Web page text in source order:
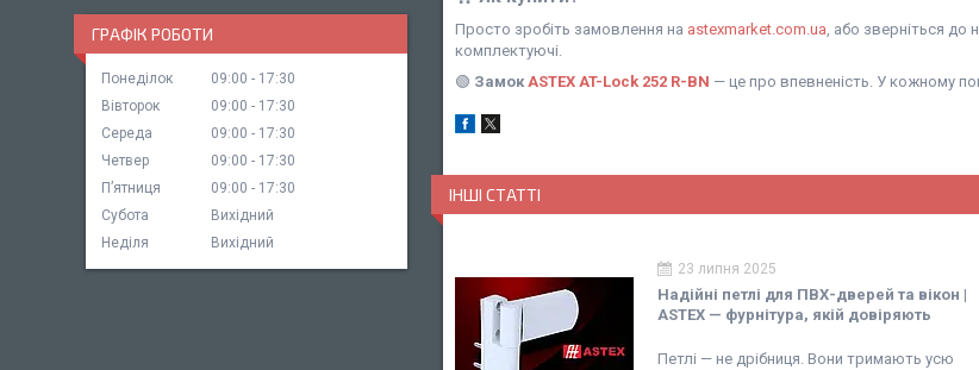
Просто зробіть замовлення на astexmarket.com.ua, або зверніться до
комплектуючі.
🟢 ЗамокASTEX AT-Lock 252 R-BN — це про впевненість. У кожному
ІНШІ СТАТТІ
23 липня 2025
Надійні петлі для ПВХ-дверей та вікон |
ASTEX — фурнітура, якій довіряють
Петлі — не дрібниця. Вони тримають усю
ГРАФІК РОБОТИ
Понеділок 09:00
17:30
Вівторок
09:00
17:30
Середа
09:00
17:30
Четвер
09:00
17:30
Пʼятниця
09:00
17:30
Субота
Вихідний
Неділя
Вихідний